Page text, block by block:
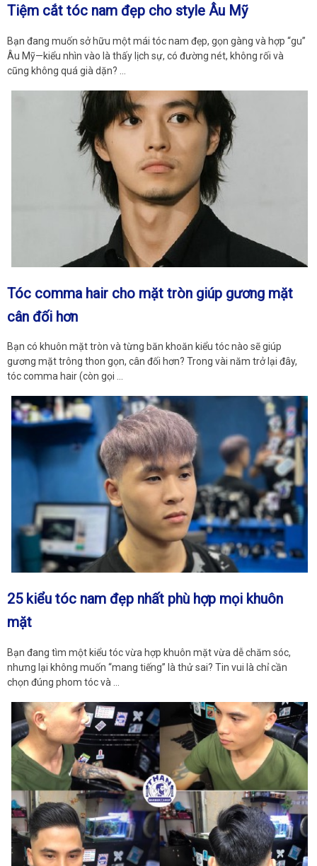
Tiệm cắt tóc nam đẹp cho style Âu Mỹ
Bạn đang muốn sở hữu một mái tóc nam đẹp, gọn gàng và hợp “gu”
Âu Mỹ—kiểu nhìn vào là thấy lịch sự, có đường nét, không rối và
cũng không quá già dặn? …
Tóc comma hair cho mặt tròn giúp gương mặt
cân đối hơn
Bạn có khuôn mặt tròn và từng băn khoăn kiểu tóc nào sẽ giúp
gương mặt trông thon gọn, cân đối hơn? Trong vài năm trở lại đây,
tóc comma hair (còn gọi …
25 kiểu tóc nam đẹp nhất phù hợp mọi khuôn
mặt
Bạn đang tìm một kiểu tóc vừa hợp khuôn mặt vừa dễ chăm sóc,
nhưng lại không muốn “mang tiếng” là thử sai? Tin vui là chỉ cần
chọn đúng phom tóc và …